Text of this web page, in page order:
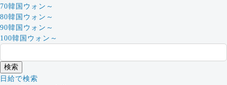
70韓国ウォン～
80韓国ウォン～
90韓国ウォン～
100韓国ウォン～
日給で検索